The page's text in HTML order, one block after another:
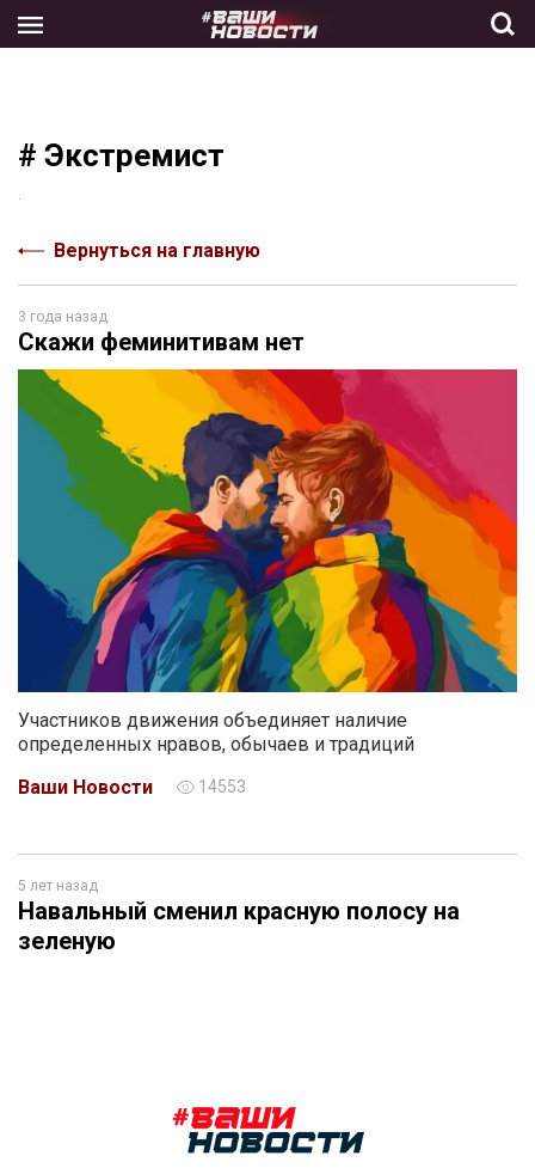
the
# Экстремист
Вернуться на главную
3 года назад
Скажи феминитивам нет
Участников движения объединяет наличие
определенных нравов, обычаев и традиций
Ваши Новости
14553
5 лет назад
Навальный сменил красную полосу на
зеленую